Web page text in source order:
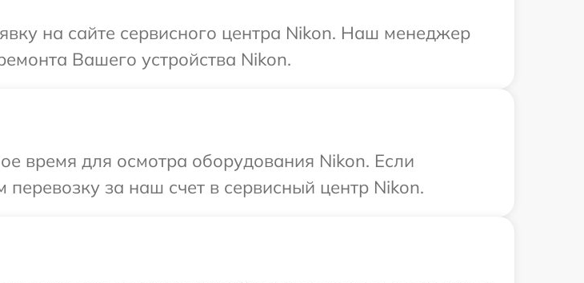
на сайте сервисного центра Nikon. Наш менеджер
Вашего устройства Nikon.
время для осмотра оборудования Nikon. Если
за наш счет в сервисный центр Nikon.